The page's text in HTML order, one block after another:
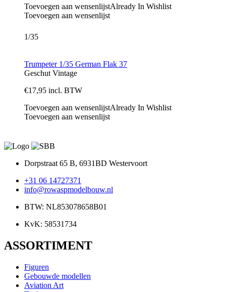
Toevoegen aan wensenlijstAlready In Wishlist
Toevoegen aan wensenlijst
1/35
Trumpeter 1/35 German Flak 37
Geschut Vintage
€17,95 incl. BTW
Toevoegen aan wensenlijstAlready In Wishlist
Toevoegen aan wensenlijst
Dorpstraat 65 B, 6931BD Westervoort
+31 06 14727371
info@rowaspmodelbouw.nl
BTW: NL853078658B01
KvK: 58531734
ASSORTIMENT
Figuren
Gebouwde modellen
Aviation Art